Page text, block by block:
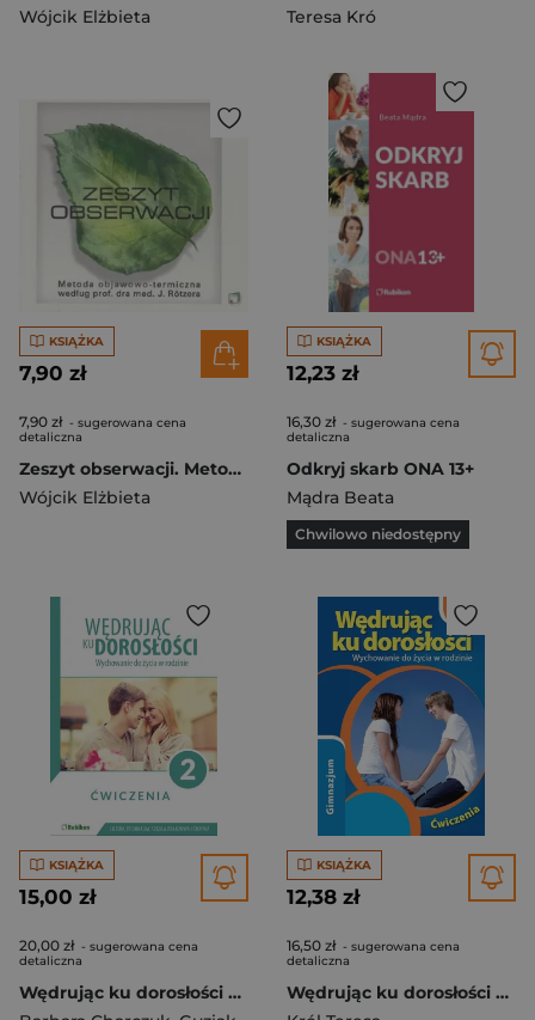
Wójcik Elżbieta
Teresa Kró
KSIĄŻKA
7,90 zł
7,90 zł - sugerowana cena
detaliczna
Zeszyt obserwacji. Metoda objawowo-termiczna
Wójcik Elżbieta
KSIĄŻKA
12,23 zł
16,30 zł - sugerowana cena
detaliczna
Odkryj skarb ONA 13+
Mądra Beata
Chwilowo niedostępny
KSIĄŻKA
15,00 zł
20,00 zł - sugerowana cena
detaliczna
Wędrując ku dorosłości ćwiczenia dla uczniów klasy 2 liceum ogólnokształcącego, technikum, szkoły branżowej I stopnia Wychowanie do życia w rodzinie
KSIĄŻKA
12,38 zł
16,50 zł - sugerowana cena
detaliczna
Wędrując ku dorosłości 3 Wychowanie do życia w rodzinie Ćwiczenia Gimnazjum